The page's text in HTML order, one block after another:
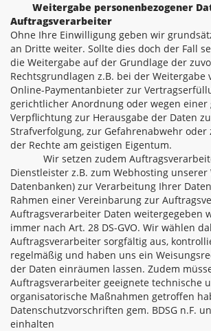
Weitergabe personenbezogener
Auftragsverarbeiter
Ohne Ihre Einwilligung geben wir
an Dritte weiter. Sollte dies doch der Fall
die Weitergabe auf der Grundlage der
Rechtsgrundlagen z.B. bei der Weitergabe
Online-Paymentanbieter zur
gerichtlicher Anordnung oder wegen einer
Verpflichtung zur Herausgabe der Daten
Strafverfolgung, zur Gefahrenabwehr oder
der Rechte am geistigen Eigentum.
Wir setzen zudem
Dienstleister z.B. zum Webhosting unserer
Datenbanken) zur Verarbeitung Ihrer
Rahmen einer Vereinbarung zur
Auftragsverarbeiter Daten weitergegeben
immer nach Art. 28 DS-GVO. Wir wählen
Auftragsverarbeiter sorgfältig aus,
regelmäßig und haben uns ein
der Daten einräumen lassen. Zudem
Auftragsverarbeiter geeignete technische
organisatorische Maßnahmen getroffen
Datenschutzvorschriften gem. BDSG n.F.
einhalten